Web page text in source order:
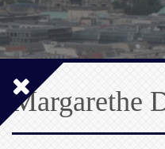
Margarethe